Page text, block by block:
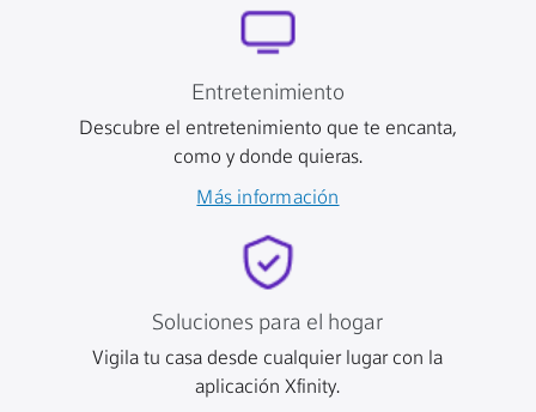
Entretenimiento
Descubre el entretenimiento que te encanta,
como y donde quieras.
Más información
Soluciones para el hogar
Vigila tu casa desde cualquier lugar con la
aplicación Xfinity.